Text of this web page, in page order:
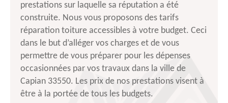
prestations sur laquelle sa réputation a été
construite. Nous vous proposons des tarifs
réparation toiture accessibles à votre budget. Ceci
dans le but d’alléger vos charges et de vous
permettre de vous préparer pour les dépenses
occasionnées par vos travaux dans la ville de
Capian 33550. Les prix de nos prestations visent à
être à la portée de tous les budgets.